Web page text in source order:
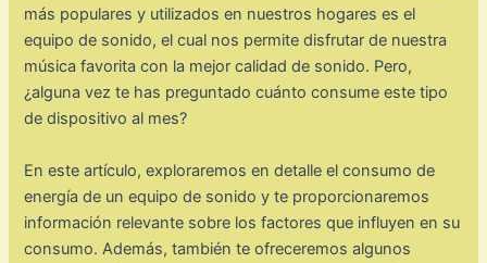
más populares y utilizados en nuestros hogares es el
equipo de sonido, el cual nos permite disfrutar de nuestra
música favorita con la mejor calidad de sonido. Pero,
¿alguna vez te has preguntado cuánto consume este tipo
de dispositivo al mes?
En este artículo, exploraremos en detalle el consumo de
energía de un equipo de sonido y te proporcionaremos
información relevante sobre los factores que influyen en su
consumo. Además, también te ofreceremos algunos